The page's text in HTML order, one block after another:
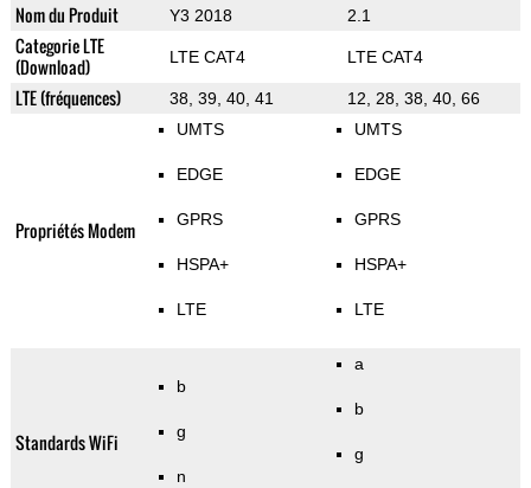
Nom du Produit Y3 2018 2.1
Categorie LTE
(Download)
LTE CAT4 LTE CAT4
LTE (fréquences) 38, 39, 40, 41 12, 28, 38, 40, 66
Propriétés Modem
UMTS
EDGE
GPRS
HSPA+
LTE
UMTS
EDGE
GPRS
HSPA+
LTE
Standards WiFi
b
g
n
a
b
g